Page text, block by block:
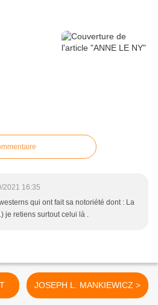
2021 16:35
qui ont fait sa notoriété dont : La
je retiens surtout celui là .
JOSEPH L. MANKIEWICZ >